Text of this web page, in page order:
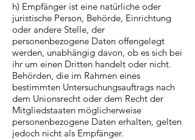
h) Empfänger ist eine natürliche oder
juristische Person, Behörde, Einrichtung
oder andere Stelle, der
personenbezogene Daten offengelegt
werden, unabhängig davon, ob es sich bei
ihr um einen Dritten handelt oder nicht.
Behörden, die im Rahmen eines
bestimmten Untersuchungsauftrags nach
dem Unionsrecht oder dem Recht der
Mitgliedstaaten möglicherweise
personenbezogene Daten erhalten, gelten
jedoch nicht als Empfänger.